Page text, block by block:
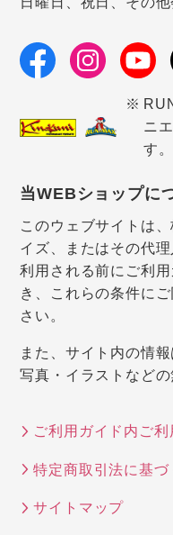
ニ
す。
当WEBショップに
このウェブサイトは
イズ、またはその代
利用される前にご利
き、これらの条件に
さい。
また、サイト内の情
写真・イラストなど
ご利用ガイド内ご利
特定商取引法に基づ
サイトマップ